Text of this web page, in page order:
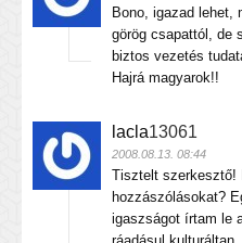
Bono, igazad lehet,
görög csapattól, de
biztos vezetés
Hajrá magyarok!!
lacla13061
2008.08.13. 08:44
Tisztelt szerkesztő!
hozzászólásokat?
igaszságot írtam le